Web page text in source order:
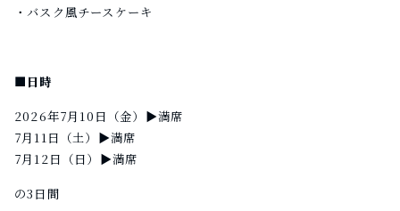
・バスク風チースケーキ
■日時
2026年7月10日（金）▶︎満席
7月11日（土）▶︎満席
7月12日（日）▶︎満席
の3日間